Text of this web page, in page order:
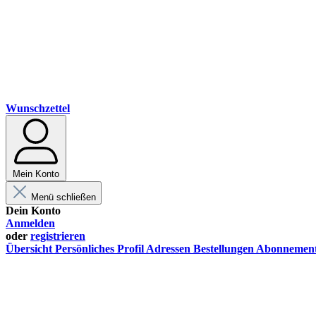
Wunschzettel
Mein Konto
Menü schließen
Dein Konto
Anmelden
oder registrieren
Übersicht Persönliches Profil Adressen Bestellungen